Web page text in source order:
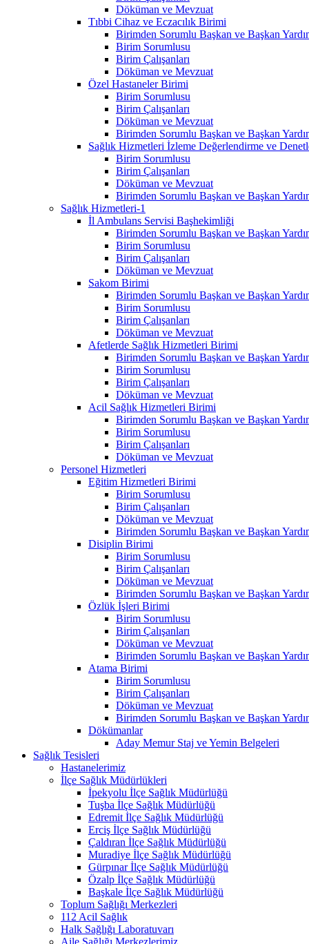
Döküman ve Mevzuat
Tıbbi Cihaz ve Eczacılık Birimi
Birimden Sorumlu Başkan ve Başkan
Birim Sorumlusu
Birim Çalışanları
Döküman ve Mevzuat
Özel Hastaneler Birimi
Birim Sorumlusu
Birim Çalışanları
Döküman ve Mevzuat
Birimden Sorumlu Başkan ve Başkan
Sağlık Hizmetleri İzleme Değerlendirme ve
Birim Sorumlusu
Birim Çalışanları
Döküman ve Mevzuat
Birimden Sorumlu Başkan ve Başkan
Sağlık Hizmetleri-1
İl Ambulans Servisi Başhekimliği
Birimden Sorumlu Başkan ve Başkan
Birim Sorumlusu
Birim Çalışanları
Döküman ve Mevzuat
Sakom Birimi
Birimden Sorumlu Başkan ve Başkan
Birim Sorumlusu
Birim Çalışanları
Döküman ve Mevzuat
Afetlerde Sağlık Hizmetleri Birimi
Birimden Sorumlu Başkan ve Başkan
Birim Sorumlusu
Birim Çalışanları
Döküman ve Mevzuat
Acil Sağlık Hizmetleri Birimi
Birimden Sorumlu Başkan ve Başkan
Birim Sorumlusu
Birim Çalışanları
Döküman ve Mevzuat
Personel Hizmetleri
Eğitim Hizmetleri Birimi
Birim Sorumlusu
Birim Çalışanları
Döküman ve Mevzuat
Birimden Sorumlu Başkan ve Başkan
Disiplin Birimi
Birim Sorumlusu
Birim Çalışanları
Döküman ve Mevzuat
Birimden Sorumlu Başkan ve Başkan
Özlük İşleri Birimi
Birim Sorumlusu
Birim Çalışanları
Döküman ve Mevzuat
Birimden Sorumlu Başkan ve Başkan
Atama Birimi
Birim Sorumlusu
Birim Çalışanları
Döküman ve Mevzuat
Birimden Sorumlu Başkan ve Başkan
Dökümanlar
Aday Memur Staj ve Yemin Belgeleri
Sağlık Tesisleri
Hastanelerimiz
İlçe Sağlık Müdürlükleri
İpekyolu İlçe Sağlık Müdürlüğü
Tuşba İlçe Sağlık Müdürlüğü
Edremit İlçe Sağlık Müdürlüğü
Erciş İlçe Sağlık Müdürlüğü
Çaldıran İlçe Sağlık Müdürlüğü
Muradiye İlçe Sağlık Müdürlüğü
Gürpınar İlçe Sağlık Müdürlüğü
Özalp İlçe Sağlık Müdürlüğü
Başkale İlçe Sağlık Müdürlüğü
Toplum Sağlığı Merkezleri
112 Acil Sağlık
Halk Sağlığı Laboratuvarı
Aile Sağlığı Merkezlerimiz